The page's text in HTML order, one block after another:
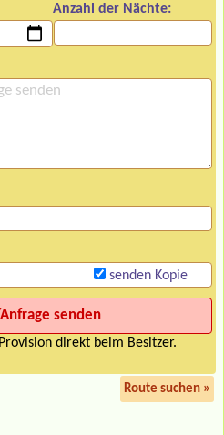
Anzahl der Nächte:
senden Kopie
direkt beim Besitzer.
Route suchen »